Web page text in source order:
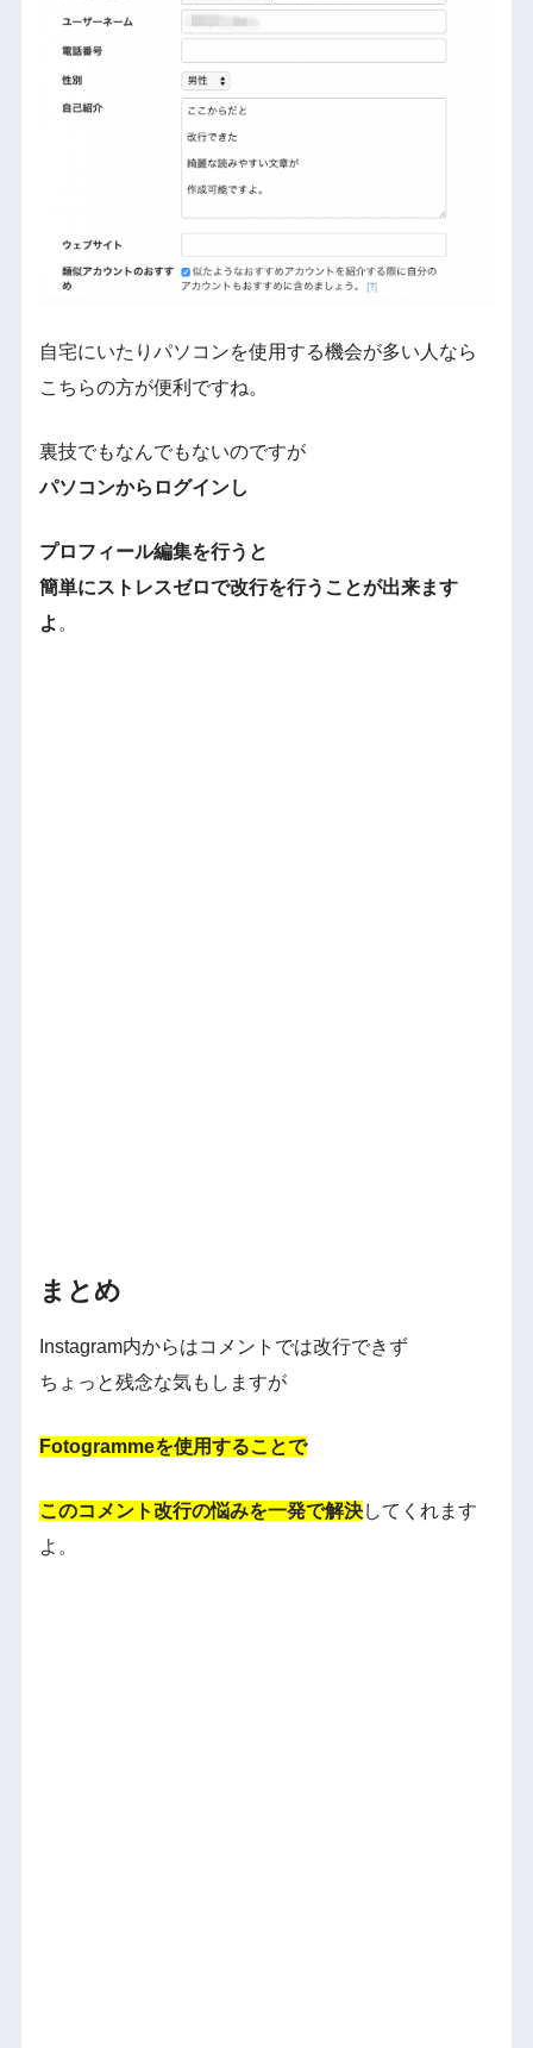
自宅にいたりパソコンを使用する機会が多い人なら
こちらの方が便利ですね。
裏技でもなんでもないのですが
パソコンからログインし
プロフィール編集を行うと
簡単にストレスゼロで改行を行うことが出来ます
よ 。
まとめ
Instagram内からはコメントでは改行できず
ちょっと残念な気もしますが
Fotogrammeを使用することで
このコメント改行の悩みを一発で解決してくれます
よ。